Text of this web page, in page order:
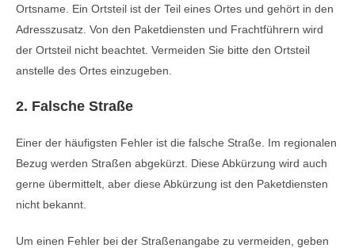
Ortsname. Ein Ortsteil ist der Teil eines Ortes und gehört in den
Adresszusatz. Von den Paketdiensten und Frachtführern wird
der Ortsteil nicht beachtet. Vermeiden Sie bitte den Ortsteil
anstelle des Ortes einzugeben.
2. Falsche Straße
Einer der häufigsten Fehler ist die falsche Straße. Im regionalen
Bezug werden Straßen abgekürzt. Diese Abkürzung wird auch
gerne übermittelt, aber diese Abkürzung ist den Paketdiensten
nicht bekannt.
Um einen Fehler bei der Straßenangabe zu vermeiden, geben